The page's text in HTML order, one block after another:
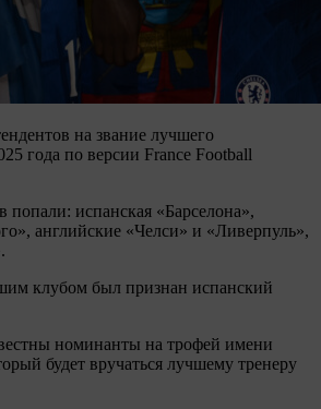
на звание лучшего
года по версии France Football
попали: испанская «Барселона»,
английские «Челси» и «Ливерпуль»,
клубом был признан испанский
номинанты на трофей имени
будет вручаться лучшему тренеру